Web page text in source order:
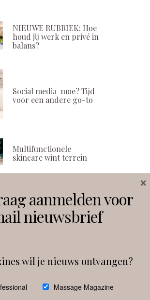
NIEUWE RUBRIEK: Hoe
houd jij werk en privé in
balans?
Social media-moe? Tijd
voor een andere go-to
Multifunctionele
skincare wint terrein
Follow on Instagram
aanmelden voor
nieuwsbrief
wil je nieuws ontvangen?
Massage Magazine
×